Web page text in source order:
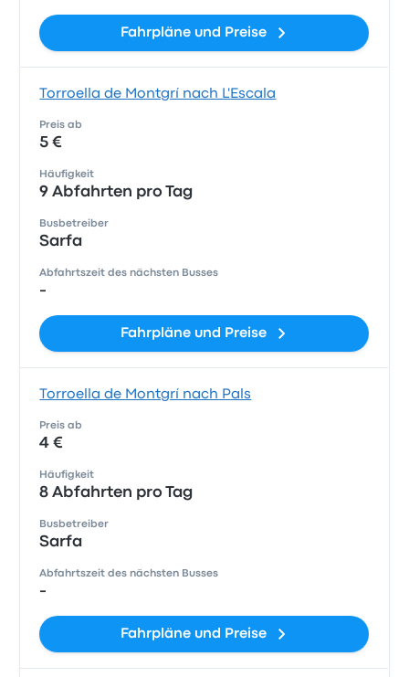
Fahrpläne und Preise
Torroella de Montgrí nach L'Escala
Preis ab
5 €
Häufigkeit
9 Abfahrten pro Tag
Busbetreiber
Sarfa
Abfahrtszeit des nächsten Busses
-
Fahrpläne und Preise
Torroella de Montgrí nach Pals
Preis ab
4 €
Häufigkeit
8 Abfahrten pro Tag
Busbetreiber
Sarfa
Abfahrtszeit des nächsten Busses
-
Fahrpläne und Preise